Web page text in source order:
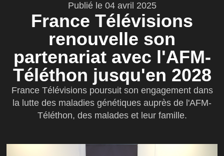
Publié le 04 avril 2025
France Télévisions
renouvelle son
partenariat avec l'AFM-
Téléthon jusqu'en 2028
France Télévisions poursuit son engagement dans
la lutte des maladies génétiques auprès de l'AFM-
Téléthon, des malades et leur famille.